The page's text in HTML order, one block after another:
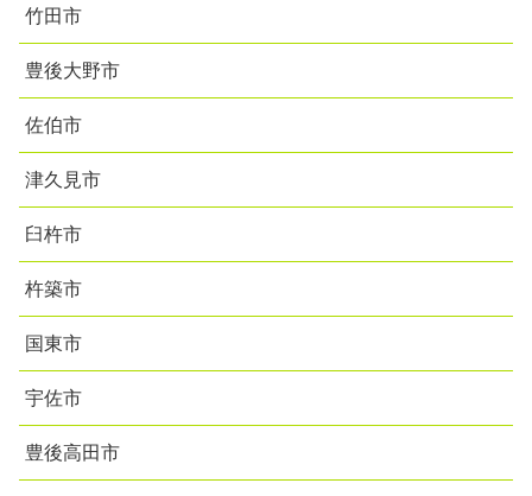
竹田市
豊後大野市
佐伯市
津久見市
臼杵市
杵築市
国東市
宇佐市
豊後高田市